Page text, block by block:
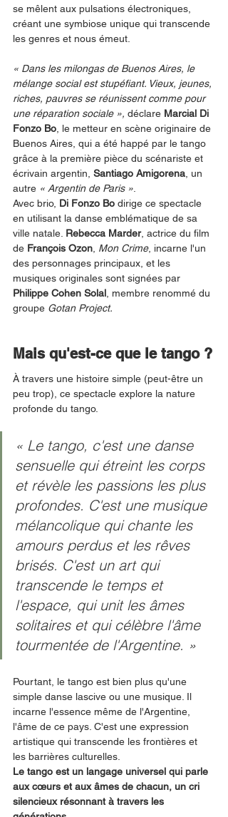
se mêlent aux pulsations électroniques,
créant une symbiose unique qui transcende
les genres et nous émeut.
« Dans les milongas de Buenos Aires, le
mélange social est stupéfiant. Vieux, jeunes,
riches, pauvres se réunissent comme pour
une réparation sociale », déclare Marcial Di
Fonzo Bo , le metteur en scène originaire de
Buenos Aires, qui a été happé par le tango
grâce à la première pièce du scénariste et
écrivain argentin, Santiago Amigorena , un
autre « Argentin de Paris »
Avec brio, Di Fonzo Bo dirige ce spectacle
en utilisant la danse emblématique de sa
ville natale. Rebecca Marder, actrice du film
de François Ozon Mon Crime, incarne l'un
des personnages principaux, et les
musiques originales sont signées par
Philippe Cohen Solal , membre renommé du
groupe Gotan Project.
Mais qu'est-ce que le tango ?
À travers une histoire simple (peut-être un
peu trop), ce spectacle explore la nature
profonde du tango.
« Le tango, c'est une danse
sensuelle qui étreint les corps
et révèle les passions les plus
profondes. C'est une musique
mélancolique qui chante les
amours perdus et les rêves
brisés. C'est un art qui
transcende le temps et
l'espace, qui unit les âmes
solitaires et qui célèbre l'âme
tourmentée de l'Argentine. »
Pourtant, le tango est bien plus qu'une
simple danse lascive ou une musique. Il
incarne l'essence même de l'Argentine,
l'âme de ce pays. C'est une expression
artistique qui transcende les frontières et
les barrières culturelles.
Le tango est un langage universel qui parle
aux cœurs et aux âmes de chacun, un cri
silencieux résonnant à travers les